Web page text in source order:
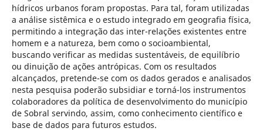
hídricos urbanos foram propostas. Para tal, foram utilizadas
a análise sistêmica e o estudo integrado em geografia física,
permitindo a integração das inter-relações existentes entre
homem e a natureza, bem como o socioambiental,
buscando verificar as medidas sustentáveis, de equilíbrio
ou dinuição de ações antrópicas. Com os resultados
alcançados, pretende-se com os dados gerados e analisados
nesta pesquisa poderão subsidiar e torná-los instrumentos
colaboradores da política de desenvolvimento do município
de Sobral servindo, assim, como conhecimento científico e
base de dados para futuros estudos.